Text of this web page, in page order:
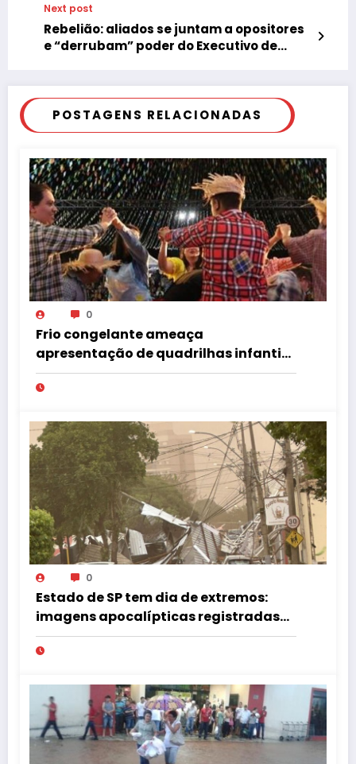
Next post
Rebelião: aliados se juntam a opositores
e “derrubam” poder do Executivo de
POSTAGENS RELACIONADAS
0
Frio congelante ameaça
apresentação de quadrilhas infantis
no Tupã Junina
0
Estado de SP tem dia de extremos:
imagens apocalípticas registradas
na região